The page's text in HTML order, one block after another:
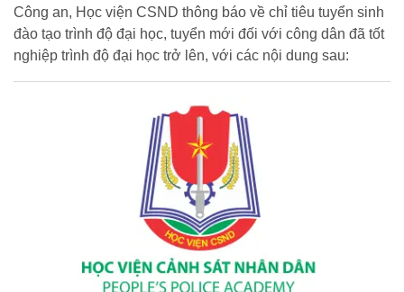
Công an, Học viện CSND thông báo về chỉ tiêu tuyển sinh
đào tạo trình độ đại học, tuyển mới đối với công dân đã tốt
nghiệp trình độ đại học trở lên, với các nội dung sau: